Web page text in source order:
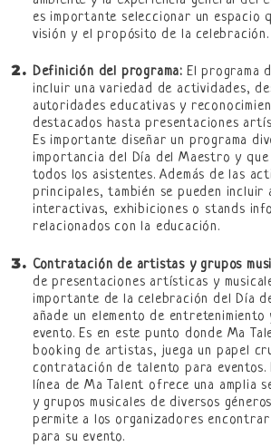
es importante seleccionar un espacio
visión y el propósito de la celebración.
Definición del programa: El programa
incluir una variedad de actividades,
autoridades educativas y
destacados hasta presentaciones
Es importante diseñar un programa
importancia del Día del Maestro y
todos los asistentes. Además de las
principales, también se pueden incluir
interactivas, exhibiciones o stands
relacionados con la educación.
Contratación de artistas y grupos
de presentaciones artísticas y
importante de la celebración del Día
añade un elemento de entretenimiento
evento. Es en este punto donde Ma
booking de artistas, juega un papel
contratación de talento para eventos.
línea de Ma Talent ofrece una amplia
y grupos musicales de diversos
permite a los organizadores
para su evento.